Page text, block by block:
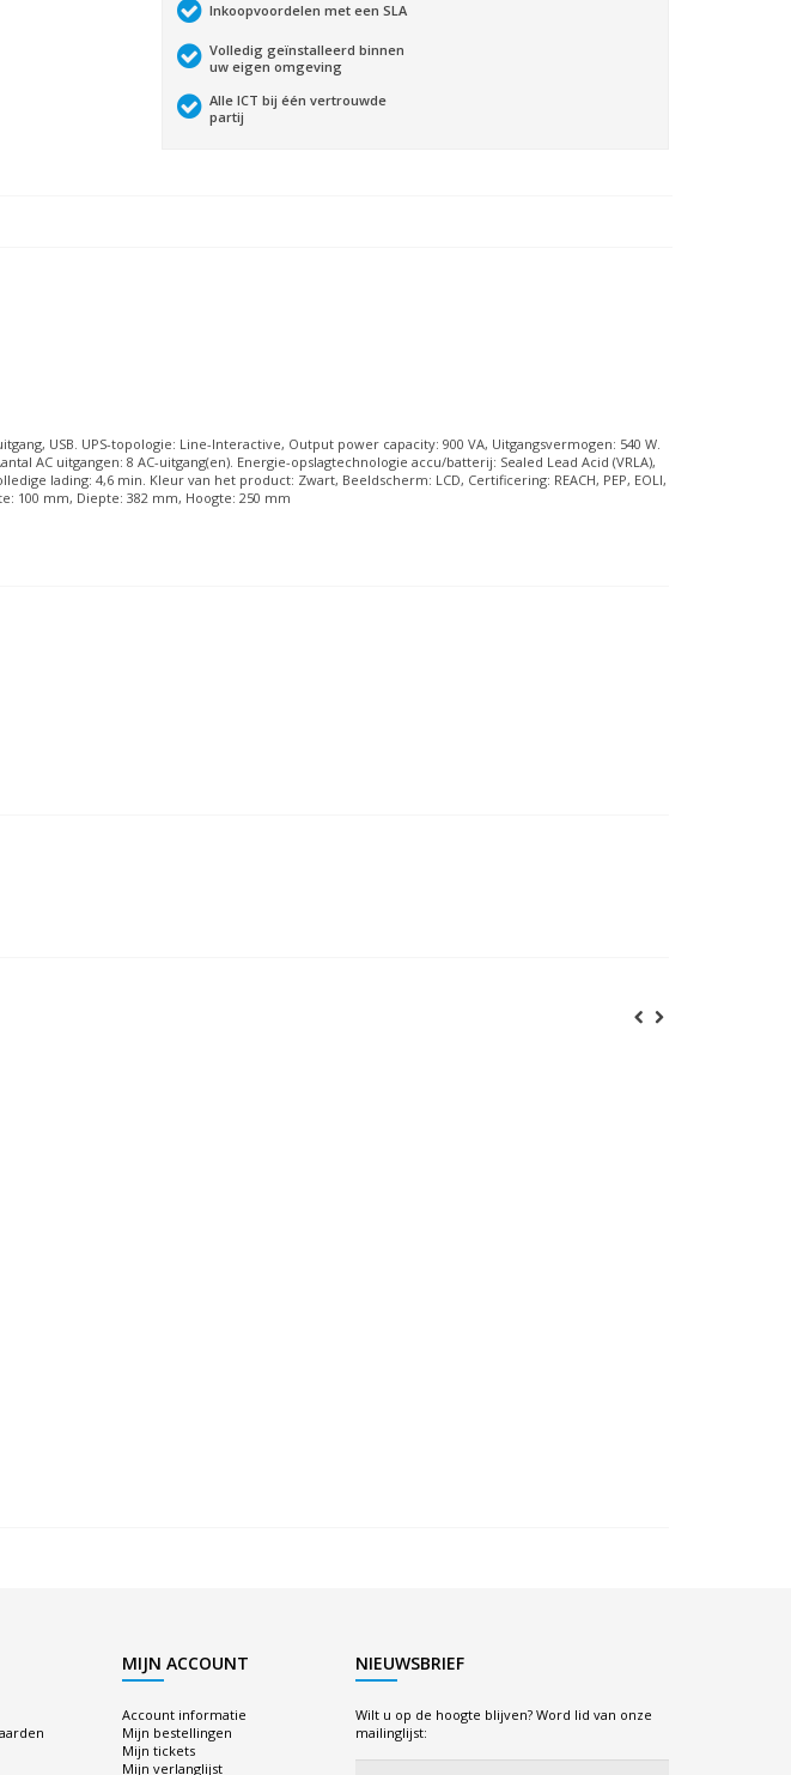
Inkoopvoordelen met een SLA
Volledig geïnstalleerd binnen
uw eigen omgeving
Alle ICT bij één vertrouwde
partij
USB. UPS-topologie: Line-Interactive, Output power capacity: 900 VA, Uitgangsvermogen: 540 W.
AC uitgangen: 8 AC-uitgang(en). Energie-opslagtechnologie accu/batterij: Sealed Lead Acid (VRLA),
lading: 4,6 min. Kleur van het product: Zwart, Beeldscherm: LCD, Certificering: REACH, PEP, EOLI,
100 mm, Diepte: 382 mm, Hoogte: 250 mm
MIJN ACCOUNT
Account informatie
Mijn bestellingen
Mijn tickets
Mijn verlanglijst
NIEUWSBRIEF
Wilt u op de hoogte blijven? Word lid van onze
mailinglijst: